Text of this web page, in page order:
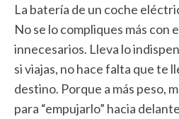
La batería de un coche
No se lo compliques más con
innecesarios. Lleva lo
si viajas, no hace falta que te
destino. Porque a más peso,
para “empujarlo” hacia